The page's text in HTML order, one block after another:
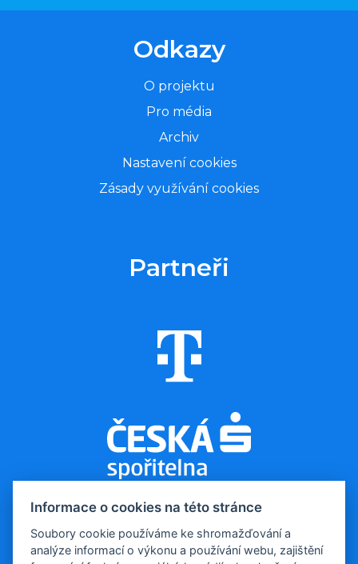
Odkazy
O projektu
Pro média
Archiv
Nastavení cookies
Zásady využívání cookies
Partneři
© 2026, Evropa v datech
Informace o cookies na této stránce
Soubory cookie používáme ke shromažďování a
analýze informací o výkonu a používání webu, zajištění